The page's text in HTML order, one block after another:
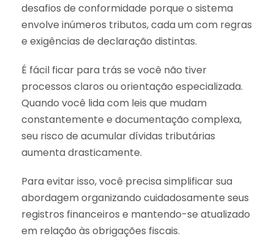
desafios de conformidade porque o sistema
envolve inúmeros tributos, cada um com regras
e exigências de declaração distintas.
É fácil ficar para trás se você não tiver
processos claros ou orientação especializada.
Quando você lida com leis que mudam
constantemente e documentação complexa,
seu risco de acumular dívidas tributárias
aumenta drasticamente.
Para evitar isso, você precisa simplificar sua
abordagem organizando cuidadosamente seus
registros financeiros e mantendo-se atualizado
em relação às obrigações fiscais.